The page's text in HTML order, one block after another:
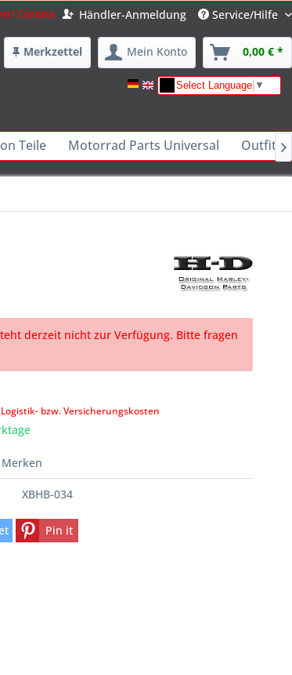
Corona Händler-Anmeldung Service/Hilfe
Merkzettel Mein Konto 0,00 € *
Select Language ▼
Teile Motorrad Parts Universal Outfits -

derzeit nicht zur Verfügung. Bitte fragen
bzw. Versicherungskosten
Merken
XBHB-034
Pin it